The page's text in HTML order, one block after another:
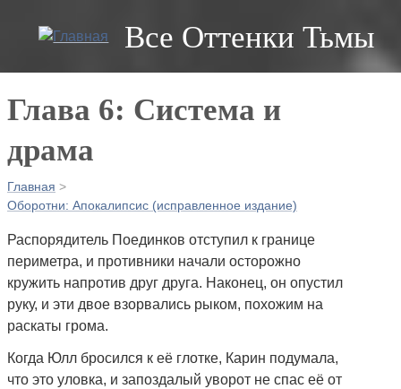
navigation
Все Оттенки Тьмы
Глава 6: Система и
драма
Строка
навигации
Главная >
Оборотни: Апокалипсис (исправленное издание)
Распорядитель Поединков отступил к границе
периметра, и противники начали осторожно
кружить напротив друг друга. Наконец, он опустил
руку, и эти двое взорвались рыком, похожим на
раскаты грома.
Когда Юлл бросился к её глотке, Карин подумала,
что это уловка, и запоздалый уворот не спас её от